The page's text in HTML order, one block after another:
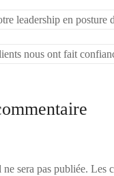
leadership en posture
nous ont fait
sera pas publiée. Les